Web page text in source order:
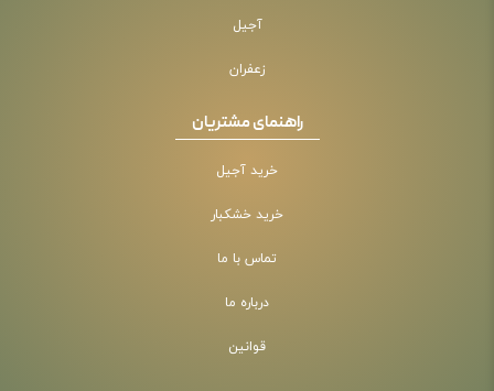
آجیل
زعفران
راهنمای مشتریان
خرید آجیل
خرید خشکبار
تماس با ما
درباره ما
قوانین